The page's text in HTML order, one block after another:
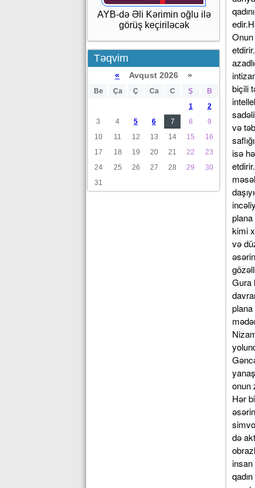
AYB-də Əli Kərimin oğlu ilə
görüş keçiriləcək
Təqvim
« Avqust 2026 »
Be Ça Ç Ca C Ş
B
1
2
3
4 5 6 7 8
9
10
11 12 13 14 15
16
17
18 19 20 21 22
23
24
25 26 27 28 29
30
31